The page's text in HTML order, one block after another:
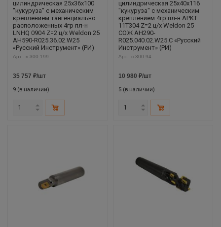
цилиндрическая 25x36x100
"кукуруза" с механическим
креплением тангенциально
расположенных 4гр пл-н
LNHQ 0904 Z=2 ц/х Weldon 25
AH590-R025.36.02.W25
«Русский Инструмент» (РИ)
Арт.: ri.300.199
35 757 ₽/шт
9 (в наличии)
цилиндрическая 25x40x116
"кукуруза" с механическим
креплением 4гр пл-н APKT
11T304 Z=2 ц/х Weldon 25
СОЖ AH290-
R025.040.02.W25.C «Русский
Инструмент» (РИ)
Арт.: ri.300.94
10 980 ₽/шт
5 (в наличии)